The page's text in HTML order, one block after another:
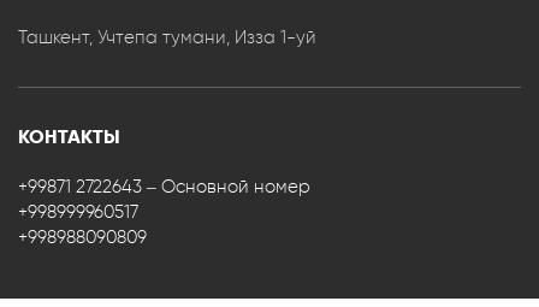
Ташкент, Учтепа тумани, Изза 1-уй
КОНТАКТЫ
+99871 2722643 – Основной номер
+998999960517
+998988090809